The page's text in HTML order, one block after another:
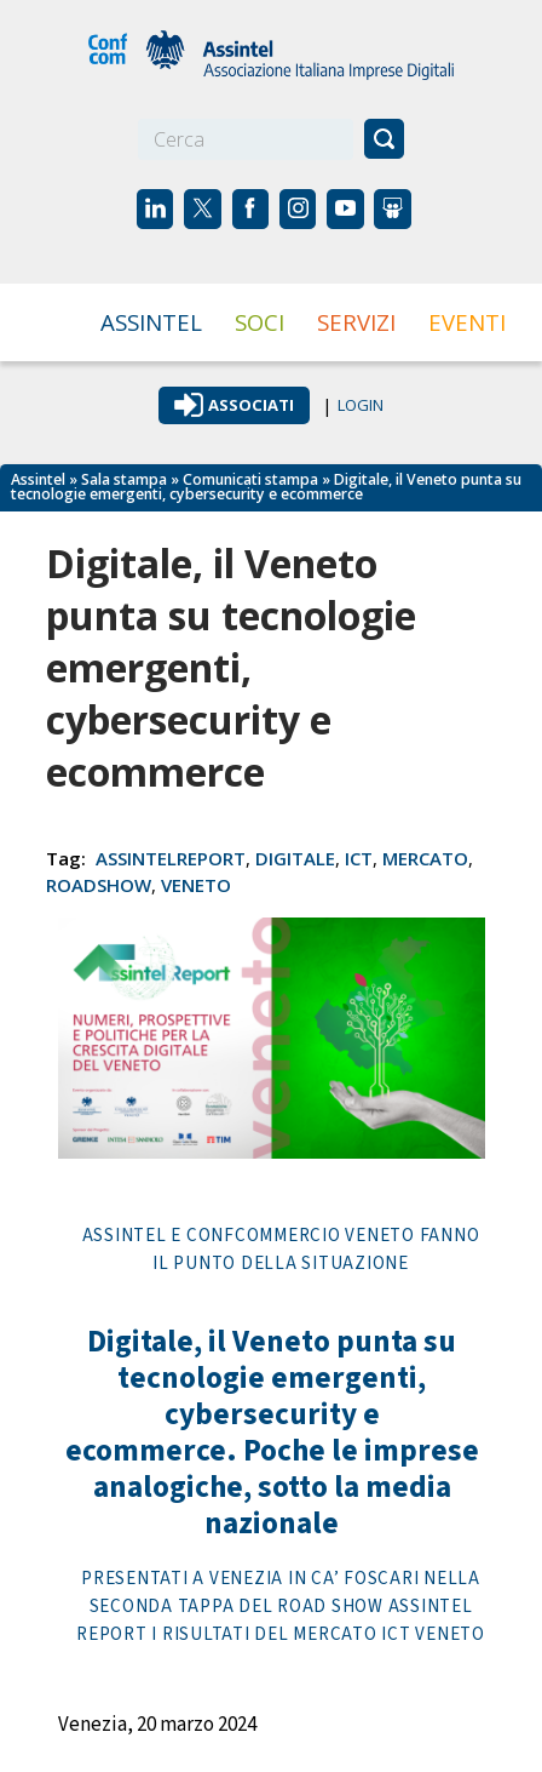
ASSINTEL SOCI SERVIZI EVENTI
ASSOCIATI | LOGIN
Assintel »Sala stampa »Comunicati stampa » Digitale, il Veneto punta su
tecnologie emergenti, cybersecurity e ecommerce
Digitale, il Veneto
punta su tecnologie
emergenti,
cybersecurity e
ecommerce
Tag: ASSINTELREPORT, DIGITALE, ICT, MERCATO,
ROADSHOW,VENETO
ASSINTEL E CONFCOMMERCIO VENETO FANNO
IL PUNTO DELLA SITUAZIONE
Digitale, il Veneto punta su
tecnologie emergenti,
cybersecurity e
ecommerce. Poche le imprese
analogiche, sotto la media
nazionale
PRESENTATI A VENEZIA IN CA’ FOSCARI NELLA
SECONDA TAPPA DEL ROAD SHOW ASSINTEL
REPORT I RISULTATI DEL MERCATO ICT VENETO
Venezia, 20 marzo 2024